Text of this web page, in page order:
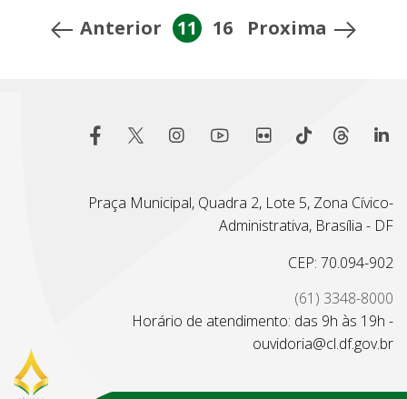
Anterior 11 16 Proxima
Praça Municipal, Quadra 2, Lote 5, Zona Cívico-
Administrativa, Brasília - DF
CEP: 70.094-902
(61) 3348-8000
Horário de atendimento: das 9h às 19h -
ouvidoria@cl.df.gov.br